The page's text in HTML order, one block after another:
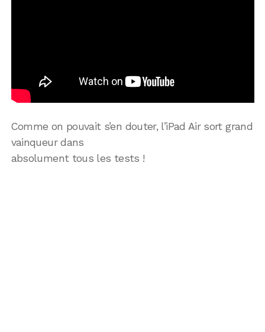
Comme on pouvait s’en douter, l’iPad Air sort grand
vainqueur dans
absolument tous les tests !